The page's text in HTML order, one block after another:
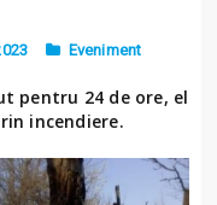
Eveniment
pentru 24 de ore, el
incendiere.